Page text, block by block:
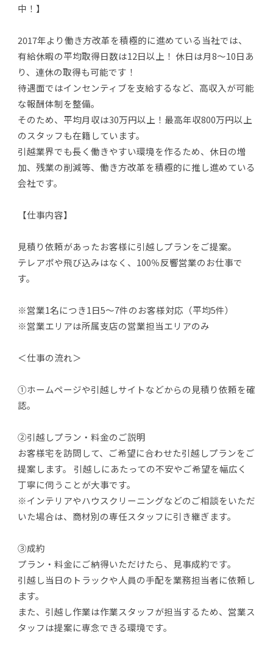
中！】
2017年より働き方改革を積極的に進めている当社では、
有給休暇の平均取得日数は12日以上！ 休日は月8～10日あ
り、連休の取得も可能です！
待遇面ではインセンティブを支給するなど、高収入が可能
な報酬体制を整備。
そのため、平均月収は30万円以上！最高年収800万円以上
のスタッフも在籍しています。
引越業界でも長く働きやすい環境を作るため、休日の増
加、残業の削減等、働き方改革を積極的に推し進めている
会社です。
【仕事内容】
見積り依頼があったお客様に引越しプランをご提案。
テレアポや飛び込みはなく、100％反響営業のお仕事で
す。
※営業1名につき1日5～7件のお客様対応（平均5件）
※営業エリアは所属支店の営業担当エリアのみ
＜仕事の流れ＞
①ホームページや引越しサイトなどからの見積り依頼を確
認。
②引越しプラン・料金のご説明
お客様宅を訪問して、ご希望に合わせた引越しプランをご
提案します。 引越しにあたっての不安やご希望を幅広く
丁寧に伺うことが大事です。
※インテリアやハウスクリーニングなどのご相談をいただ
いた場合は、商材別の専任スタッフに引き継ぎます。
③成約
プラン・料金にご納得いただけたら、見事成約です。
引越し当日のトラックや人員の手配を業務担当者に依頼し
ます。
また、引越し作業は作業スタッフが担当するため、営業ス
タッフは提案に専念できる環境です。